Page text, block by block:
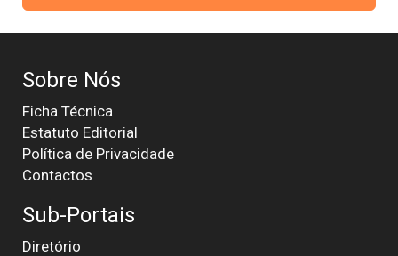
Sobre Nós
Ficha Técnica
Estatuto Editorial
Política de Privacidade
Contactos
Sub-Portais
Diretório